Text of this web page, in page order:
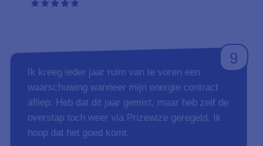
9
Ik kreeg ieder jaar ruim van te voren een
waarschuwing wanneer mijn energie contract
afliep. Heb dat dit jaar gemist, maar heb zelf de
overstap toch weer via Prizewize geregeld. Ik
hoop dat het goed komt.